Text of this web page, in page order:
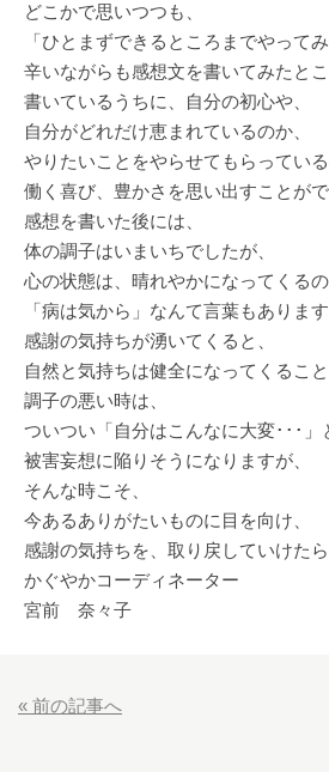
どこかで思いつつも、
「ひとまずできるところまでやって
辛いながらも感想文を書いてみたとこ
書いているうちに、自分の初心や、
自分がどれだけ恵まれているのか、
やりたいことをやらせてもらっている
働く喜び、豊かさを思い出すことがで
感想を書いた後には、
体の調子はいまいちでしたが、
心の状態は、晴れやかになってくるの
「病は気から」なんて言葉もあります
感謝の気持ちが湧いてくると、
自然と気持ちは健全になってくること
調子の悪い時は、
ついつい「自分はこんなに大変･･･」
被害妄想に陥りそうになりますが、
そんな時こそ、
今あるありがたいものに目を向け、
感謝の気持ちを、取り戻していけたら
かぐやかコーディネーター
宮前 奈々子
« 前の記事へ